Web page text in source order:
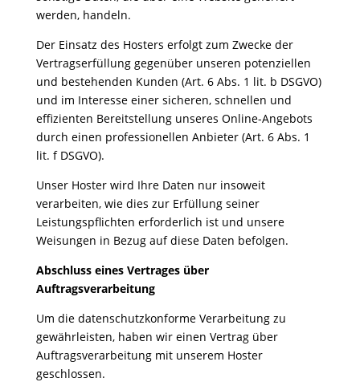
werden, handeln.
Der Einsatz des Hosters erfolgt zum Zwecke der
Vertragserfüllung gegenüber unseren potenziellen
und bestehenden Kunden (Art. 6 Abs. 1 lit. b DSGVO)
und im Interesse einer sicheren, schnellen und
effizienten Bereitstellung unseres Online-Angebots
durch einen professionellen Anbieter (Art. 6 Abs. 1
lit. f DSGVO).
Unser Hoster wird Ihre Daten nur insoweit
verarbeiten, wie dies zur Erfüllung seiner
Leistungspflichten erforderlich ist und unsere
Weisungen in Bezug auf diese Daten befolgen.
Abschluss eines Vertrages über
Auftragsverarbeitung
Um die datenschutzkonforme Verarbeitung zu
gewährleisten, haben wir einen Vertrag über
Auftragsverarbeitung mit unserem Hoster
geschlossen.